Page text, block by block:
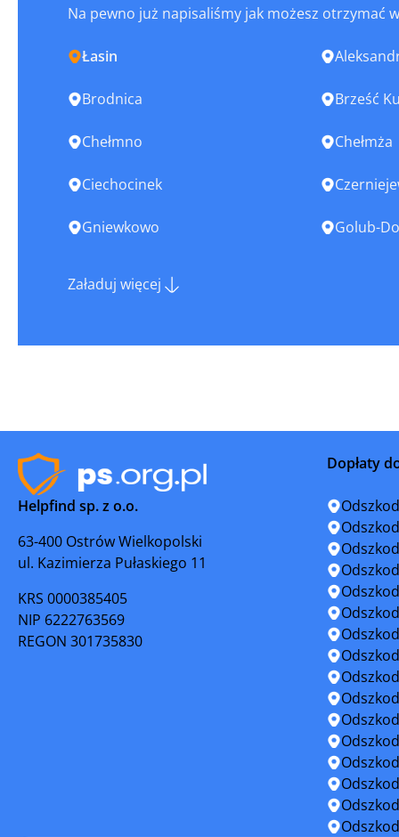
Na pewno już napisaliśmy jak możesz otrzymać
Łasin
Brodnica Brześć
Chełmno Chełmża
Ciechocinek
Gniewkowo Golub-
Lubraniec
Mrocza
Nieszawa Nowe
Osiek Pakość
Sępólno
Strzelno
Świecie
Załaduj więcej
Helpfind sp. z o.o.
63-400 Ostrów Wielkopolski
ul. Kazimierza Pułaskiego 11
KRS 0000385405
NIP 6222763569
REGON 301735830
Dopłaty